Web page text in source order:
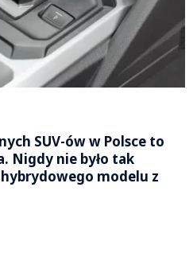
SUV-ów w Polsce to
Nigdy nie było tak
modelu z